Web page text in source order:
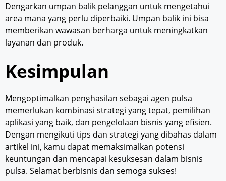
Dengarkan umpan balik pelanggan untuk mengetahui
area mana yang perlu diperbaiki. Umpan balik ini bisa
memberikan wawasan berharga untuk meningkatkan
layanan dan produk.
Kesimpulan
Mengoptimalkan penghasilan sebagai agen pulsa
memerlukan kombinasi strategi yang tepat, pemilihan
aplikasi yang baik, dan pengelolaan bisnis yang efisien.
Dengan mengikuti tips dan strategi yang dibahas dalam
artikel ini, kamu dapat memaksimalkan potensi
keuntungan dan mencapai kesuksesan dalam bisnis
pulsa. Selamat berbisnis dan semoga sukses!